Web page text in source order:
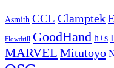
Asmith CCL Clamptek
Flowdrill GoodHand h+s
MARVEL Mitutoyo